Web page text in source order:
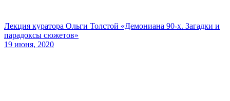
Лекция куратора Ольги Толстой «Демониана 90-х. Загадки и
парадоксы сюжетов»
19 июня, 2020